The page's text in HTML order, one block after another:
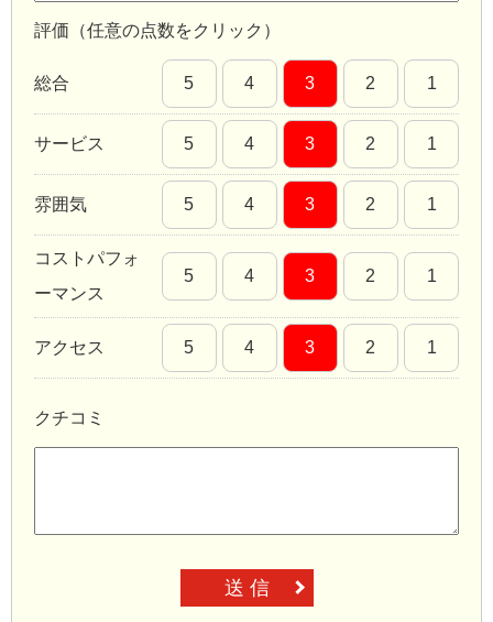
評価（任意の点数をクリック）
総合 5 4 3 2 1
サービス 5 4 3 2 1
雰囲気 5 4 3 2 1
コストパフォ
ーマンス
5 4 3 2 1
アクセス 5 4 3 2 1
クチコミ
送 信